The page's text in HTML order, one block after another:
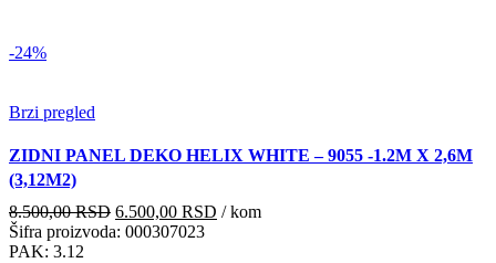
-24%
Brzi pregled
ZIDNI PANEL DEKO HELIX WHITE – 9055 -1.2M X 2,6M
(3,12M2)
8.500,00RSD Originalna
cena
6.500,00 RSD Trenutna
/ kom
Šifra proizvoda: 000307023
PAK: 3.12